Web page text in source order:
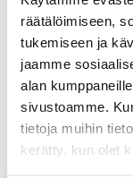
räätälöimiseen,
tukemiseen ja
jaamme
alan
sivustoamme.
tietoja muihin
kerätty, kun olet
Työaikalaista
Työaikalain
Osa-